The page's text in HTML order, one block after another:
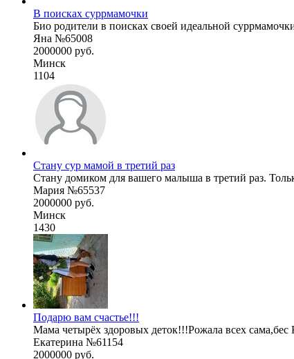
В поисках суррмамочки
Био родители в поисках своей идеальной
Яна №65008
2000000 руб.
Минск
1104
Стану сур мамой в третий раз
Стану домиком для вашего малыша в третий раз.
Мария №65537
2000000 руб.
Минск
1430
Подарю вам счастье!!!
Мама четырёх здоровых деток!!!Рожала всех
Екатерина №61154
2000000 руб.